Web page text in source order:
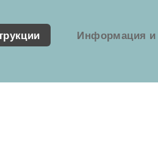
Информация и